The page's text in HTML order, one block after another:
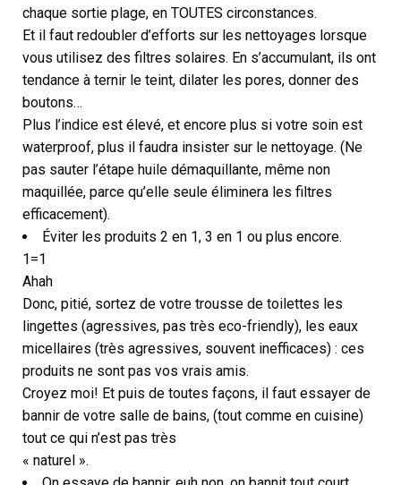
chaque sortie plage, en TOUTES circonstances.
Et il faut redoubler d’efforts sur les nettoyages lorsque
vous utilisez des filtres solaires. En s’accumulant, ils ont
tendance à ternir le teint, dilater les pores, donner des
boutons…
Plus l’indice est élevé, et encore plus si votre soin est
waterproof, plus il faudra insister sur le nettoyage. (Ne
pas sauter l’étape huile démaquillante, même non
maquillée, parce qu’elle seule éliminera les filtres
efficacement).
Éviter les produits 2 en 1, 3 en 1 ou plus encore.
1=1
Ahah
Donc, pitié, sortez de votre trousse de toilettes les
lingettes (agressives, pas très eco-friendly), les eaux
micellaires (très agressives, souvent inefficaces) : ces
produits ne sont pas vos vrais amis.
Croyez moi! Et puis de toutes façons, il faut essayer de
bannir de votre salle de bains, (tout comme en cuisine)
tout ce qui n’est pas très
« naturel ».